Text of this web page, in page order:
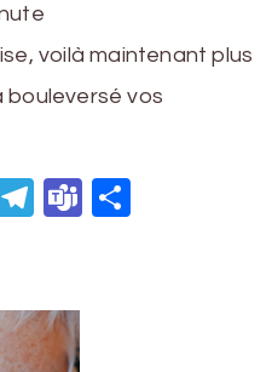
voilà maintenant plus
bouleversé vos
WhatsApp
Telegram
Teams